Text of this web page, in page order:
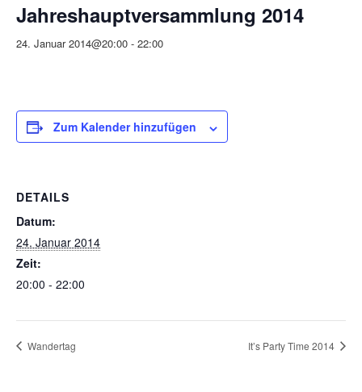
Jahreshauptversammlung 2014
24. Januar 2014@20:00 - 22:00
Zum Kalender hinzufügen
DETAILS
Datum:
24. Januar 2014
Zeit:
20:00 - 22:00
Wandertag It’s Party Time 2014